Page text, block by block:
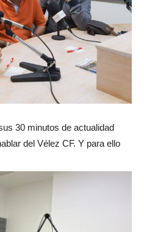
30 minutos de actualidad
del Vélez CF. Y para ello